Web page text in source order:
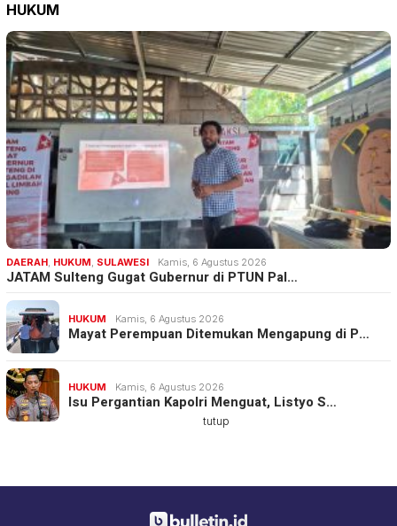
HUKUM
DAERAH, HUKUM, SULAWESI Kamis, 6 Agustus 2026
JATAM Sulteng Gugat Gubernur di PTUN Pal…
HUKUM Kamis, 6 Agustus 2026
Mayat Perempuan Ditemukan Mengapung di P…
HUKUM Kamis, 6 Agustus 2026
Isu Pergantian Kapolri Menguat, Listyo S…
tutup